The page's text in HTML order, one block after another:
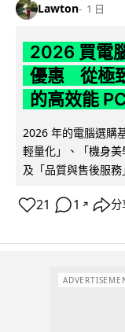
Lawton 1 日
2026 買電
優惠 從極
的高效能 PC
2026 年的電腦選購
輕量化」、「機身
及「品質與售後服務
21 1 ↗ 分